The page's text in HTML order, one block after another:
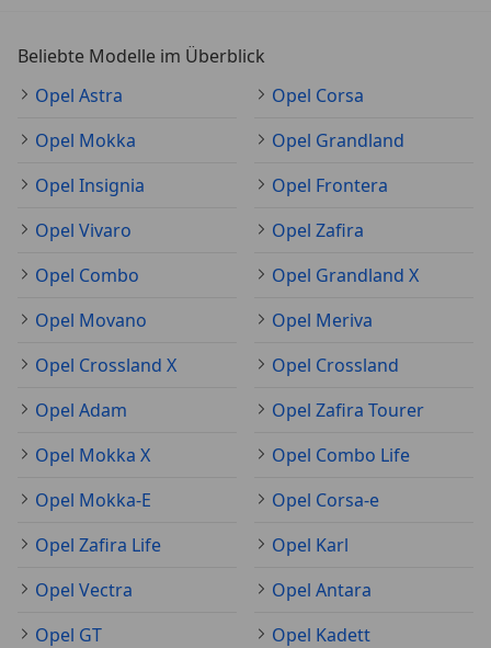
Beliebte Modelle im Überblick
Opel Astra
Opel Corsa
Opel Mokka
Opel Grandland
Opel Insignia
Opel Frontera
Opel Vivaro
Opel Zafira
Opel Combo
Opel Grandland X
Opel Movano
Opel Meriva
Opel Crossland X
Opel Crossland
Opel Adam
Opel Zafira Tourer
Opel Mokka X
Opel Combo Life
Opel Mokka-E
Opel Corsa-e
Opel Zafira Life
Opel Karl
Opel Vectra
Opel Antara
Opel GT
Opel Kadett